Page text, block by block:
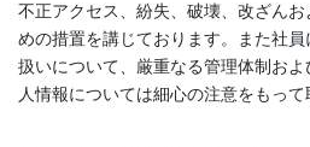
不正アクセス、紛失、破壊、改ざん
めの措置を講じております。また社
扱いについて、厳重なる管理体制お
人情報については細心の注意をもって